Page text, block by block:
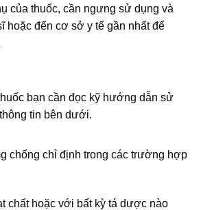
của thuốc, cần ngưng sử dụng và
hoặc đến cơ sở y tế gần nhất để
bạn cần đọc kỹ hướng dẫn sử
tin bên dưới.
chống chỉ định trong các trường hợp
chất hoặc với bất kỳ tá dược nào